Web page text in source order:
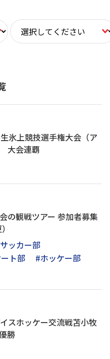
氷上競技選手権大会（ア
大会連覇
の観戦ツアー 参加者募集
ッカー部
ト部
#ホッケー部
スホッケー交流戦苫小牧
勝